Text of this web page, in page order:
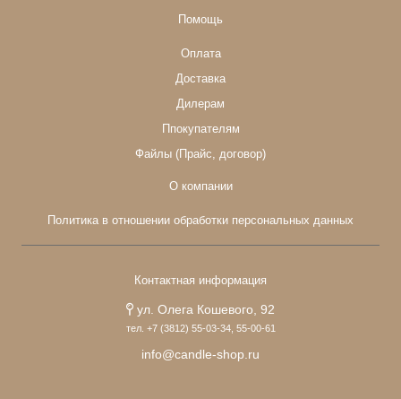
Помощь
Оплата
Доставка
Дилерам
Ппокупателям
Файлы (Прайс, договор)
О компании
Политика в отношении обработки персональных данных
Контактная информация
ул. Олега Кошевого, 92
тел. +7 (3812) 55-03-34, 55-00-61
info@candle-shop.ru